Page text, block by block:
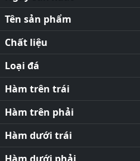
Tên sản phẩm
Chất liệu
Loại đá
Hàm trên trái
Hàm trên phải
Hàm dưới trái